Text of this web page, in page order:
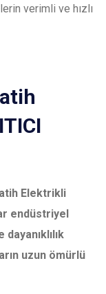
verimli ve hızlı
Elektrikli
endüstriyel
uzun ömürlü